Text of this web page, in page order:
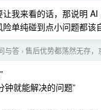
我来看的话，那说明
单纯碰到点小问题都该
与答 › 售后优势都荡然无存，
钟就能解决的问题”